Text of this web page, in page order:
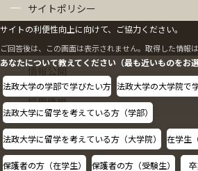
サイトポリシー
情報公開
採用情報
教職員の方へ
サイトの利便性向上に向けて、ご協力ください。
ご回答後は、この画面は表示されません。取得した情報
あなたについて教えてください（最も近いものをお
法政大学の学部で学びたい方 法政大学の大学院で
法政大学に留学を考えている方（学部）
法政大学に留学を考えている方（大学院） 在学生
保護者の方（在学生） 保護者の方（受験生）